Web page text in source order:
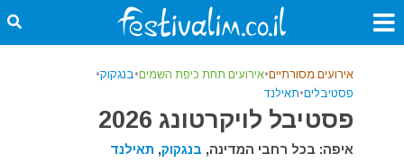
אירועים מסורתיים•אירועים תחת כיפת השמים•בנגקוק•
פסטיבלים•תאילנד
פסטיבל לויקרטונג 2026
איפה: בכל רחבי המדינה, בנגקוק, תאילנד